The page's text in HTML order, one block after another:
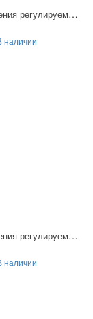
Реле давления регулируемое LPS-5
наличии
Реле давления регулируемое LPS-21
наличии